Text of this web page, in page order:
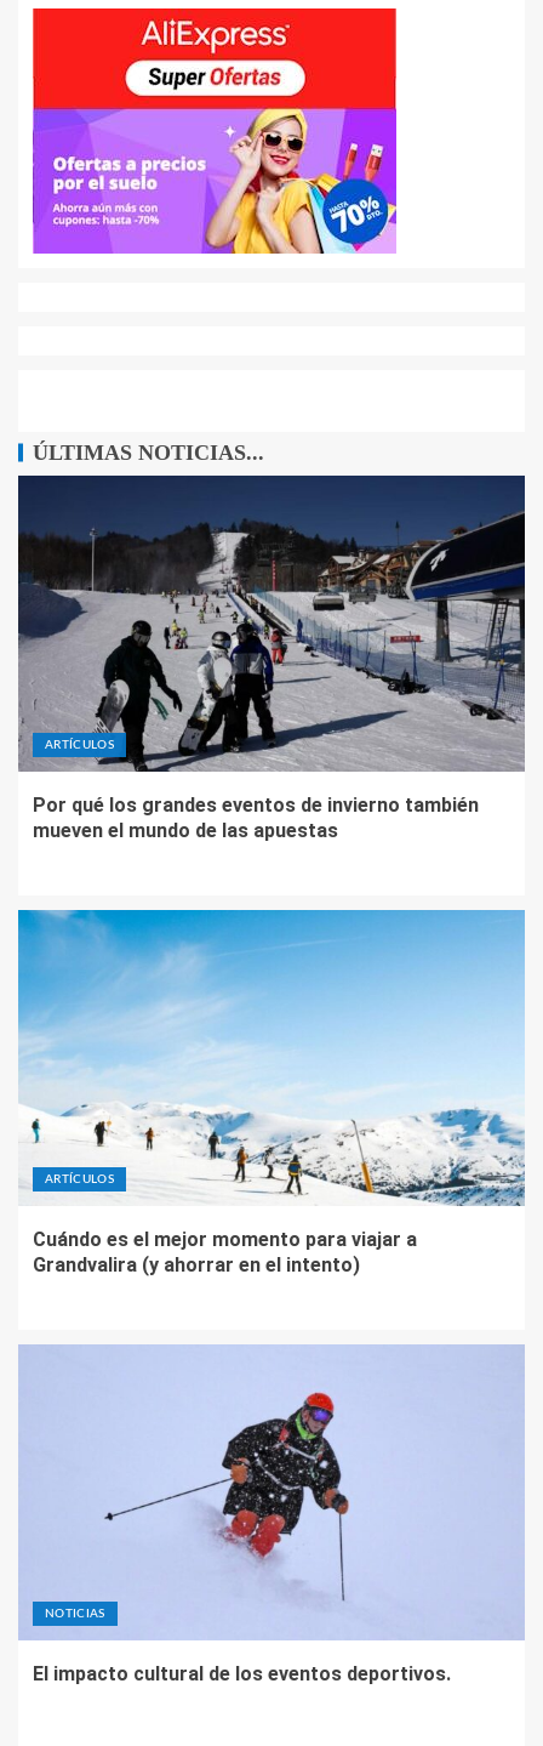
ÚLTIMAS NOTICIAS...
ARTÍCULOS
Por qué los grandes eventos de invierno también
mueven el mundo de las apuestas
ARTÍCULOS
Cuándo es el mejor momento para viajar a
Grandvalira (y ahorrar en el intento)
NOTICIAS
El impacto cultural de los eventos deportivos.